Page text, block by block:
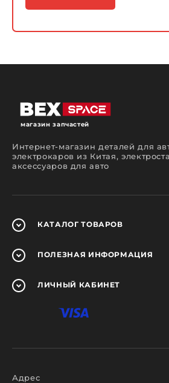
магазин запчастей
Интернет-магазин деталей для
электрокаров из Китая,
аксессуаров для авто
КАТАЛОГ ТОВАРОВ
ПОЛЕЗНАЯ ИНФОРМАЦИЯ
ЛИЧНЫЙ КАБИНЕТ
Адрес